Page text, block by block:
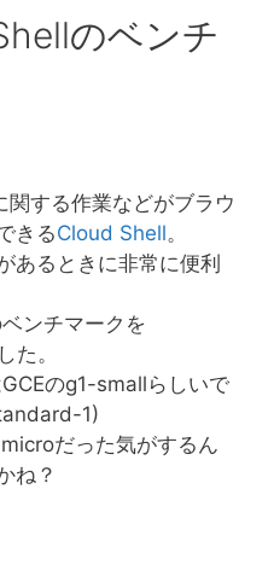
のベンチ
する作業などがブラウ
きるCloud Shell。
あるときに非常に便利
ンチマークを
た。
のg1-smallらしいで
1)
だった気がするん
ね？